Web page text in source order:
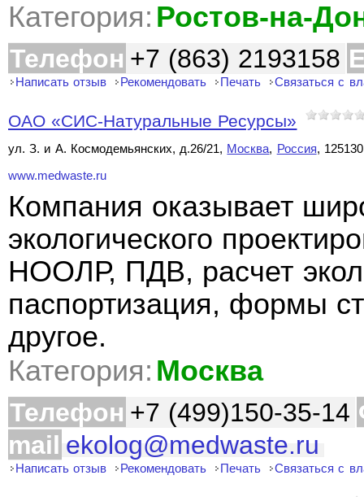
Категория: Ростов-на-
Телефон +7 (863) 2193158
Написать отзыв Рекомендовать Печать Связаться с
ОАО «СИС-Натуральные Ресурсы»
ул. З. и А. Космодемьянских, д.26/21, Москва, Россия, 125130
www.medwaste.ru
Компания оказывает
экологического
НООЛР, ПДВ, расчет
паспортизация, формы
другое.
Категория: Москва
Телефон +7 (499)150-35-14
mail ekolog@medwaste.ru
Написать отзыв Рекомендовать Печать Связаться с